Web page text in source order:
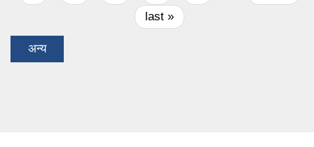
last »
अन्य